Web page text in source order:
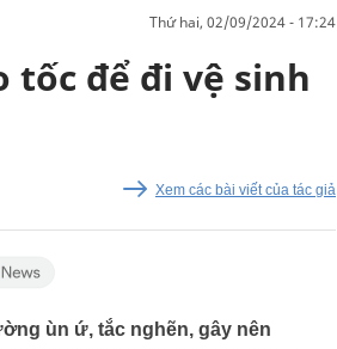
thứ hai, 02/09/2024 - 17:24
tốc để đi vệ sinh
Xem các bài viết của tác giả
ùn ứ, tắc nghẽn, gây nên